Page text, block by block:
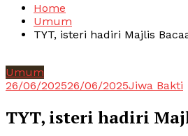
Home
Umum
TYT, isteri hadiri Majlis
Umum
26/06/202526/06/2025Jiwa Bakti
TYT, isteri hadiri